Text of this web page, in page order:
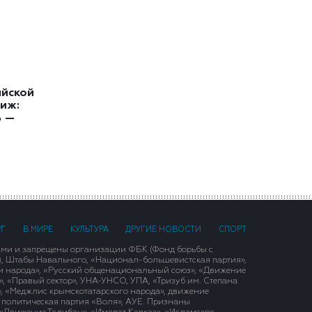
—
В МИРЕ КУЛЬТУРА ДРУГИЕ НОВОСТИ СПОРТ
и запрещены организации ФБК (Фонд борьбы с
Штабы Навального, «Национал-большевистская партия»,
народа», «Русский общенациональный союз», «Движение
«Правый сектор», УНА-УНСО, УПА, «Тризуб им. Степана
крымскотатарского народа», движение
политическая партия «Воля», АУЕ. Признаны